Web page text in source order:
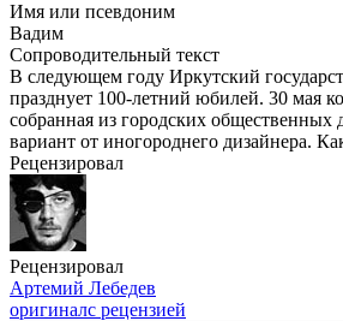
Имя или псевдоним
Вадим
Сопроводительный текст
В следующем году Иркутский
празднует 100-летний юбилей. 30 мая
собранная из городских общественных
вариант от иногороднего дизайнера.
Рецензировал
Рецензировал
Артемий Лебедев
оригиналс рецензией